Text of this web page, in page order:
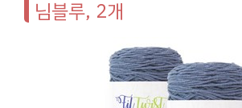
님블루, 2개